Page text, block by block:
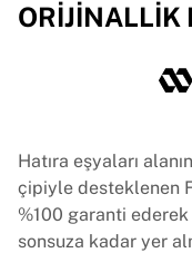
ORIJINALLIK
Hatıra eşyaları
çipiyle desteklenen
%100 garanti
sonsuza kadar yer